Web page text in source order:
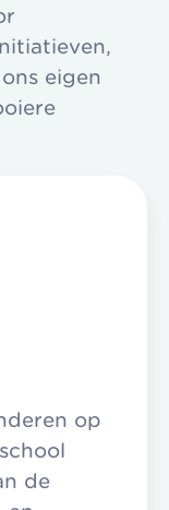
eigen
op
de